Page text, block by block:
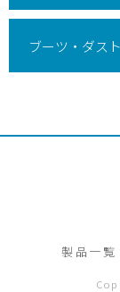
ブーツ・ダス
製品一覧